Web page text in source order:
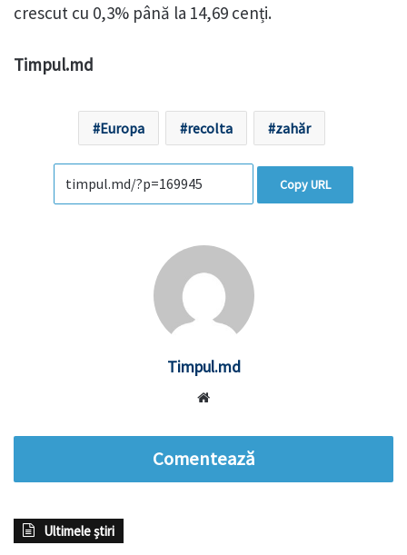
crescut cu 0,3% până la 14,69 cenți.
Timpul.md
Europa recolta zahăr
Copy URL
Timpul.md
Comentează
Ultimele știri